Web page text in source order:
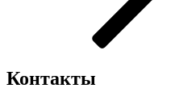
Контакты